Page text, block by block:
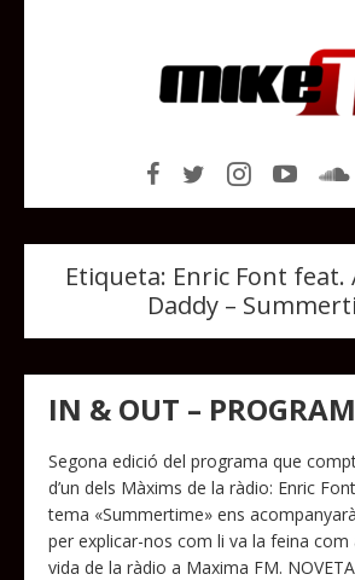
Etiqueta: Enric Font feat.
Daddy –
IN & OUT –
Segona edició del programa que
d’un dels Màxims de la ràdio: Enric
tema «Summertime» ens
per explicar-nos com li va la feina
vida de la ràdio a Maxima FM.